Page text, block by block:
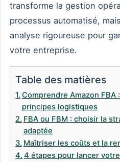
transforme la gestion
processus automatisé,
analyse rigoureuse pour
votre entreprise.
Table des matières
Comprendre Amazon
principes logistiques
FBA ou FBM : choisir la
adaptée
Maîtriser les coûts et la
4 étapes pour lancer